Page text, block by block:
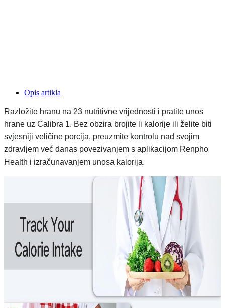
Opis artikla
Razložite hranu na 23 nutritivne vrijednosti i pratite unos
hrane uz Calibra 1. Bez obzira brojite li kalorije ili želite biti
svjesniji veličine porcija, preuzmite kontrolu nad svojim
zdravljem već danas povezivanjem s aplikacijom Renpho
Health i izračunavanjem unosa kalorija.